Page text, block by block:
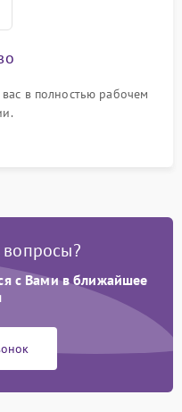
в полностью рабочем
вопросы?
с Вами в ближайшее